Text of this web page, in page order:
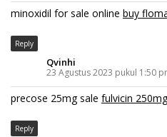
minoxidil for sale online buy
Reply
Qvinhi
23 Agustus 2023 pukul 1:50
precose 25mg sale fulvicin
Reply